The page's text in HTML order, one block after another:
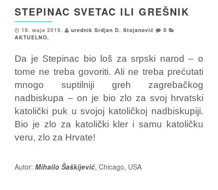
STEPINAC SVETAC ILI GREŠNIK
18. маја 2019. urednik Srdjan D. Stojanović
0
AKTUELNO,
Da je Stepinac bio loš za srpski narod – o
tome ne treba govoriti. Ali ne treba prećutati
mnogo suptilniji greh zagrebačkog
nadbiskupa – on je bio zlo za svoj hrvatski
katolički puk u svojoj katoličkoj nadbiskupiji.
Bio je zlo za katolički kler i samu katoličku
veru, zlo za Hrvate!
Autor: Mihailo Šaškijević, Chicago, USA